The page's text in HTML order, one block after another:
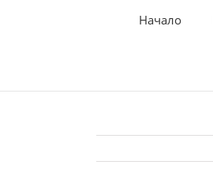
Начало